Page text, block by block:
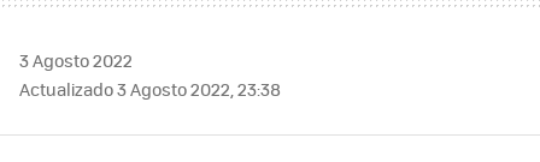
3 Agosto 2022
Actualizado 3 Agosto 2022, 23:38